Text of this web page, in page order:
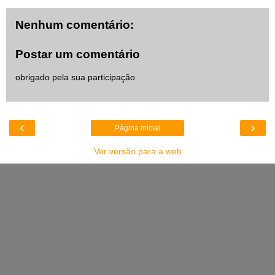
Nenhum comentário:
Postar um comentário
obrigado pela sua participação
‹ ›
Página inicial
Ver versão para a web